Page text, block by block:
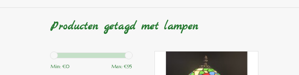
Producten getagd met lampen
Min: €0 Max: €95
D10094 Tiffany Tafellampje met
bloemen